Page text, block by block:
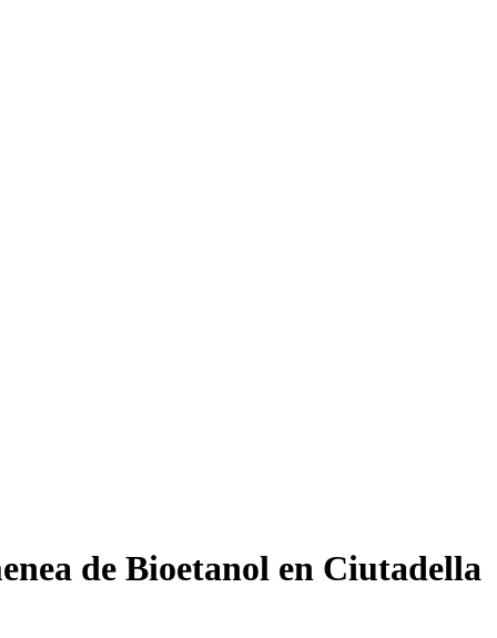
de Bioetanol en Ciutadella